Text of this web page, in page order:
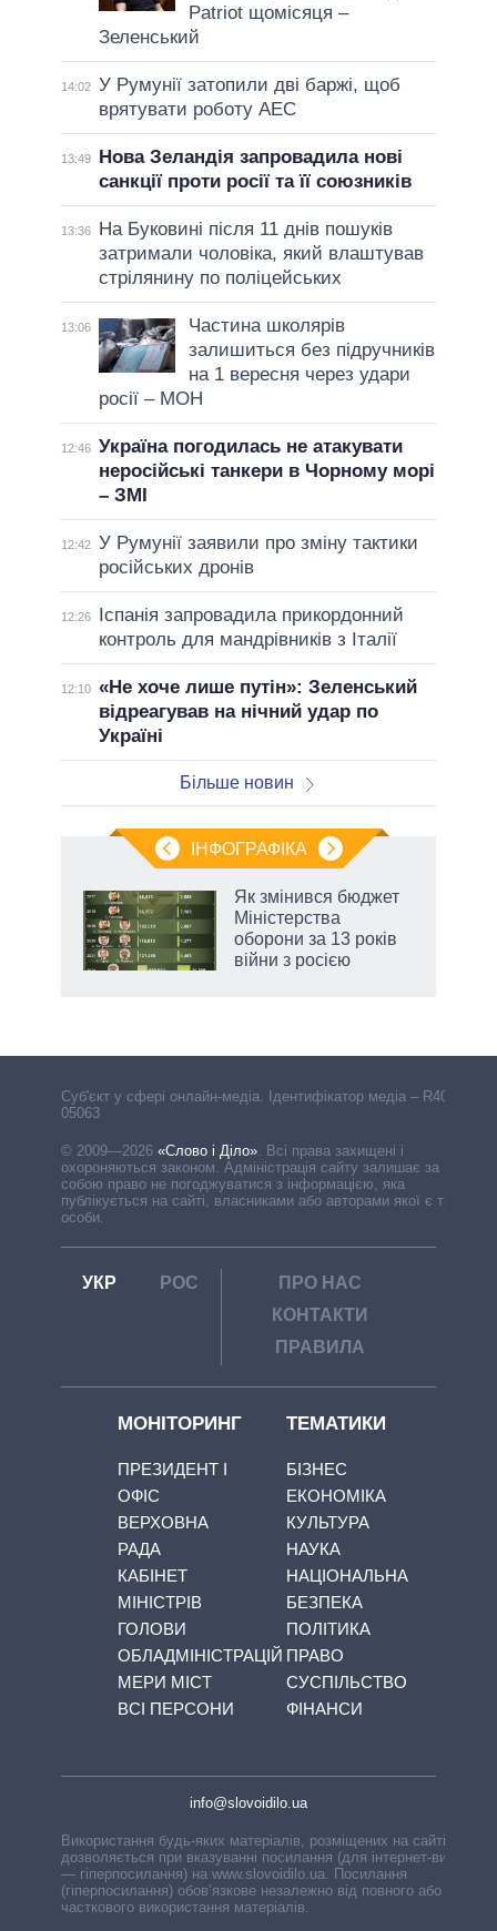
Patriot щомісяця –
Зеленський
14:02 У Румунії затопили дві баржі, щоб
врятувати роботу АЕС
13:49
Нова Зеландія запровадила нові
санкції проти росії та її союзників
13:36
На Буковині після 11 днів пошуків
затримали чоловіка, який влаштував
стрілянину по поліцейських
13:06
Частина школярів
залишиться без підручників
на 1 вересня через удари
росії – МОН
12:46 Україна погодилась не атакувати
неросійські танкери в Чорному морі
– ЗМІ
12:42 У Румунії заявили про зміну тактики
російських дронів
12:26
Іспанія запровадила прикордонний
контроль для мандрівників з Італії
12:10 «Не хоче лише путін»: Зеленський
відреагував на нічний удар по
Україні
Більше новин
ІНФОГРАФІКА
Як змінився бюджет
Міністерства
оборони за 13 років
війни з росією
Cуб'єкт у сфері онлайн-медіа. Ідентифікатор медіа – R40-
05063
© 2009—2026 «Слово і Діло» Всі права захищені і
охороняються законом. Адміністрація сайту залишає за
собою право не погоджуватися з інформацією, яка
публікується на сайті, власниками або авторами якої є треті
особи.
УКР РОС
ПРО НАС
КОНТАКТИ
ПРАВИЛА
МОНІТОРИНГ
ПРЕЗИДЕНТ І
ОФІС
ВЕРХОВНА
РАДА
КАБІНЕТ
МІНІСТРІВ
ГОЛОВИ
ОБЛАДМІНІСТРАЦІЙ
МЕРИ МІСТ
ВСІ ПЕРСОНИ
ТЕМАТИКИ
БІЗНЕС
ЕКОНОМІКА
КУЛЬТУРА
НАУКА
НАЦІОНАЛЬНА
БЕЗПЕКА
ПОЛІТИКА
ПРАВО
СУСПІЛЬСТВО
ФІНАНСИ
info@slovoidilo.ua
Використання будь-яких матеріалів, розміщених на сайті,
дозволяється при вказуванні посилання (для інтернет-видань
— гіперпосилання) на www.slovoidilo.ua. Посилання
(гіперпосилання) обов’язкове незалежно від повного або
часткового використання матеріалів.